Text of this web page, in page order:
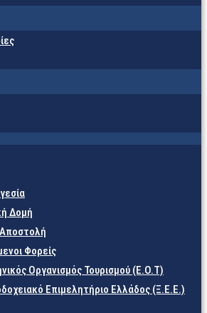
Δομή
Φορείς
Οργανισμός Τουρισμού (Ε.Ο.Τ)
Επιμελητήριο Ελλάδος (Ξ.Ε.Ε.)